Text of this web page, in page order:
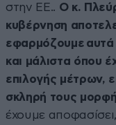
στην ΕΕ.. Ο κ.
κυβέρνηση
εφαρμόζουμε
και μάλιστα όπου
επιλογής μέτρων,
σκληρή τους μορφή
έχουμε